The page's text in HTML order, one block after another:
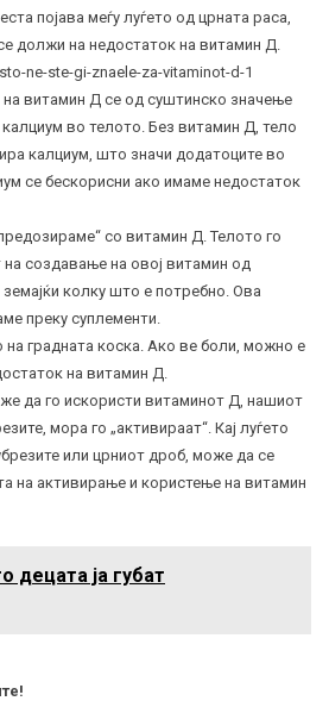
појава меѓу луѓето од црната раса,
должи на недостаток на витамин Д.
витамин Д се од суштинско значење
калциум во телото. Без витамин Д, тело
калциум, што значи додатоците во
се бескорисни ако имаме недостаток
со витамин Д. Телото го
на создавање на овој витамин од
колку што е потребно. Ова
преку суплементи.
на градната коска. Ако ве боли, можно е
на витамин Д.
да го искористи витаминот Д, нашиот
мора го „активираат“. Кај луѓето
или црниот дроб, може да се
на активирање и користење на витамин
децата ја губат